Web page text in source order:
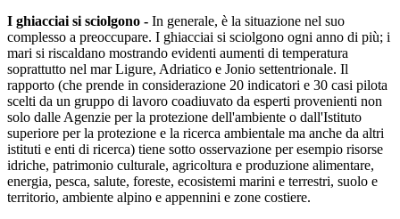
I ghiacciai si sciolgono - In generale, è la situazione nel suo
complesso a preoccupare. I ghiacciai si sciolgono ogni anno di più; i
mari si riscaldano mostrando evidenti aumenti di temperatura
soprattutto nel mar Ligure, Adriatico e Jonio settentrionale. Il
rapporto (che prende in considerazione 20 indicatori e 30 casi pilota
scelti da un gruppo di lavoro coadiuvato da esperti provenienti non
solo dalle Agenzie per la protezione dell'ambiente o dall'Istituto
superiore per la protezione e la ricerca ambientale ma anche da altri
istituti e enti di ricerca) tiene sotto osservazione per esempio risorse
idriche, patrimonio culturale, agricoltura e produzione alimentare,
energia, pesca, salute, foreste, ecosistemi marini e terrestri, suolo e
territorio, ambiente alpino e appennini e zone costiere.